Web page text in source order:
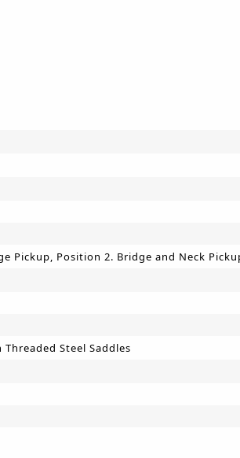
Pickup, Position 2. Bridge and Neck
Steel Saddles